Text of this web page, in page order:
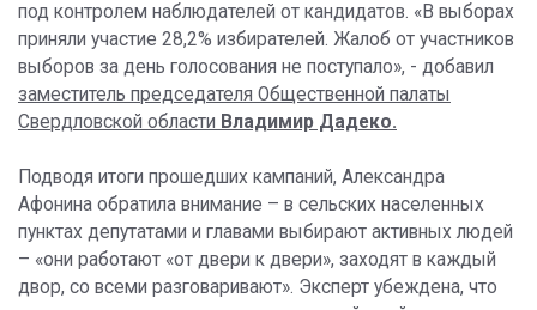
под контролем наблюдателей от кандидатов. «В выборах
приняли участие 28,2% избирателей. Жалоб от участников
выборов за день голосования не поступало», - добавил
заместитель председателя Общественной палаты
Свердловской области Владимир Дадеко.
Подводя итоги прошедших кампаний, Александра
Афонина обратила внимание – в сельских населенных
пунктах депутатами и главами выбирают активных людей
– «они работают «от двери к двери», заходят в каждый
двор, со всеми разговаривают». Эксперт убеждена, что